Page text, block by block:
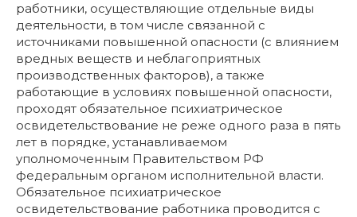
работники, осуществляющие отдельные виды
деятельности, в том числе связанной с
источниками повышенной опасности (с влиянием
вредных веществ и неблагоприятных
производственных факторов), а также
работающие в условиях повышенной опасности,
проходят обязательное психиатрическое
освидетельствование не реже одного раза в пять
лет в порядке, устанавливаемом
уполномоченным Правительством РФ
федеральным органом исполнительной власти.
Обязательное психиатрическое
освидетельствование работника проводится с